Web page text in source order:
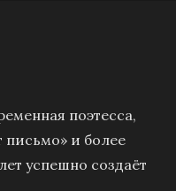
поэтесса,
письмо» и более
успешно создаёт